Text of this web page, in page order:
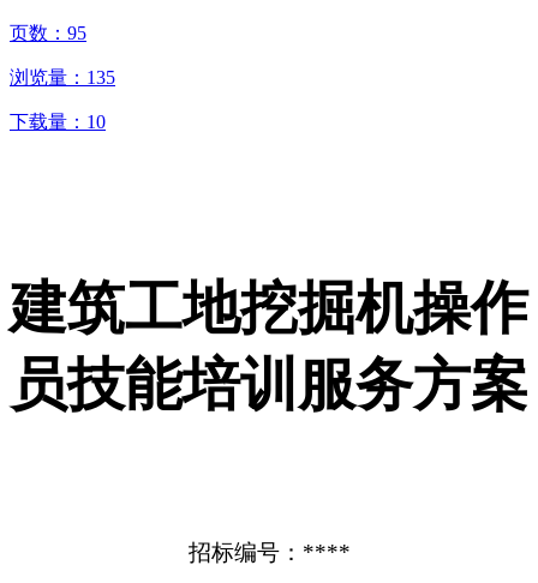
页数： 95
浏览量： 135
下载量： 10
建筑工地挖掘机操作
员技能培训服务方案
招标编号：****